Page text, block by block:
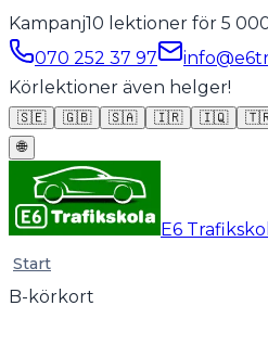
Kampanj10 lektioner för 5
070 252 37 97
Körlektioner även helger!
🇸🇪 🇬🇧 🇸🇦 🇮🇷 🇮🇶
🌐
E6
Start
B-körkort